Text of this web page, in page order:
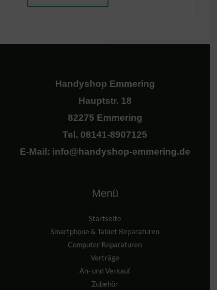
Handyshop Emmering
Hauptstr. 18
82275 Emmering
Tel. 08141-8907125
E-Mail: info@handyshop-emmering.de
Menü
Startseite
Smartphone & Tablet Reparaturen
Computer Reparaturen
Verträge
An- und Verkauf
Zubehör